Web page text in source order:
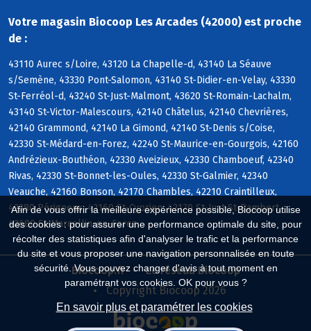
Afin de vous offrir la meilleure expérience possible, Biocoop utilise
des cookies : pour assurer une performance optimale du site, pour
récolter des statistiques afin d'analyser le trafic et la performance
du site et vous proposer une navigation personnalisée en toute
sécurité. Vous pouvez changer d'avis à tout moment en
paramétrant vos cookies. OK pour vous ?
En savoir plus et paramétrer les cookies
Votre magasin Biocoop Les Arcades (42000) est proche
de :
43110 Aurec s/Loire, 43120 La Chapelle-d, 43140 La Séauve
s/Semène, 43330 Pont-Salomon, 43140 St-Didier-en-Velay, 43330
St-Ferréol-d, 43240 St-Just-Malmont, 43620 St-Romain-Lachalm,
43140 St-Victor-Malescours, 42140 Châtelus, 42140 Chevrières,
42140 Grammond, 42140 La Gimond, 42140 St-Denis s/Coise,
42330 St-Médard-en-Forez, 42240 St-Maurice-en-Gourgois, 42160
Andrézieux-Bouthéon, 42330 Aveizieux, 42330 Chamboeuf, 42340
Rivas, 42330 St-Bonnet-les-Oules, 42330 St-Galmier, 42340
Veauche, 42160 Bonson, 42170 Chambles, 42210 Craintilleux,
42380 Périgneux, 42160 St-Cyprien, 42170 St-Just-St-Rambert,
42680 St-Marcellin-en-Forez
Biocoop.fr
Le réseau Biocoop
Copyright Biocoop 2026